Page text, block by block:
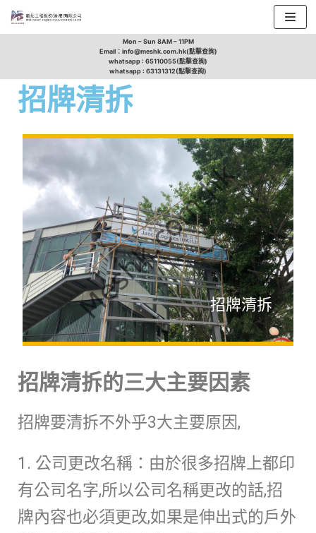
content
Mon – Sun 8AM – 11PM
Email：info@meshk.com.hk(點擊查詢)
whatsapp : 65110055(點擊查詢)
whatsapp : 63131312(點擊查詢)
招牌清拆
招牌清拆
招牌清拆的三大主要因素
招牌要清拆不外乎3大主要原因,
1. 公司更改名稱：由於很多招牌上都印
有公司名字,所以公司名稱更改的話,招
牌內容也必須更改,如果是伸出式的戶外